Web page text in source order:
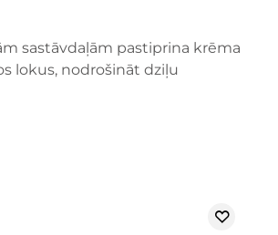
sastāvdaļām pastiprina krēma
lokus, nodrošināt dziļu